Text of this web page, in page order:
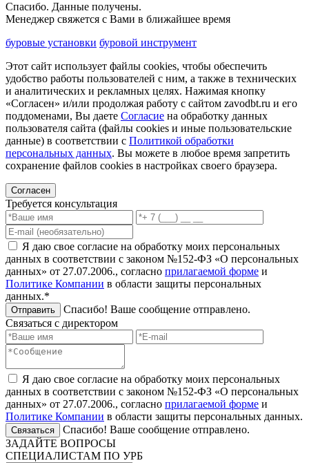
Спасибо. Данные получены.
Менеджер свяжется с Вами в ближайшее время
буровые установки буровой инструмент
Этот сайт использует файлы cookies, чтобы обеспечить
удобство работы пользователей с ним, а также в технических
и аналитических и рекламных целях. Нажимая кнопку
«Согласен» и/или продолжая работу с сайтом zavodbt.ru и его
поддоменами, Вы даете Согласие на обработку данных
пользователя сайта (файлы cookies и иные пользовательские
данные) в соответствии с Политикой обработки
персональных данных. Вы можете в любое время запретить
сохранение файлов cookies в настройках своего браузера.
Согласен
Требуется консультация
Я даю свое согласие на обработку моих персональных
данных в соответствии с законом №152-ФЗ «О персональных
данных» от 27.07.2006., согласно прилагаемой форме и
Политике Компании в области защиты персональных
данных.*
Отправить
Спасибо! Ваше сообщение отправлено.
Связаться с директором
Я даю свое согласие на обработку моих персональных
данных в соответствии с законом №152-ФЗ «О персональных
данных» от 27.07.2006., согласно прилагаемой форме и
Политике Компании в области защиты персональных данных.
Связаться
Спасибо! Ваше сообщение отправлено.
ЗАДАЙТЕ ВОПРОСЫ
СПЕЦИАЛИСТАМ ПО УРБ